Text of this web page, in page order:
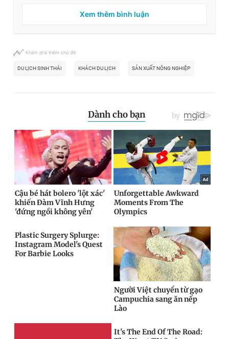
Xem thêm bình luận
Khám phá thêm chủ đề
DU LỊCH SINH THÁI KHÁCH DU LỊCH SẢN XUẤT NÔNG NGHIỆP